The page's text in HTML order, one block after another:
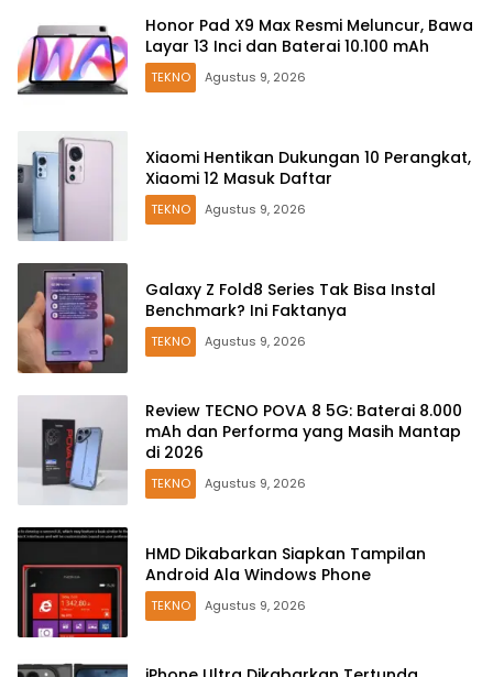
Honor Pad X9 Max Resmi Meluncur, Bawa
Layar 13 Inci dan Baterai 10.100 mAh
TEKNO Agustus 9, 2026
Xiaomi Hentikan Dukungan 10 Perangkat,
Xiaomi 12 Masuk Daftar
TEKNO Agustus 9, 2026
Galaxy Z Fold8 Series Tak Bisa Instal
Benchmark? Ini Faktanya
TEKNO Agustus 9, 2026
Review TECNO POVA 8 5G: Baterai 8.000
mAh dan Performa yang Masih Mantap
di 2026
TEKNO Agustus 9, 2026
HMD Dikabarkan Siapkan Tampilan
Android Ala Windows Phone
TEKNO Agustus 9, 2026